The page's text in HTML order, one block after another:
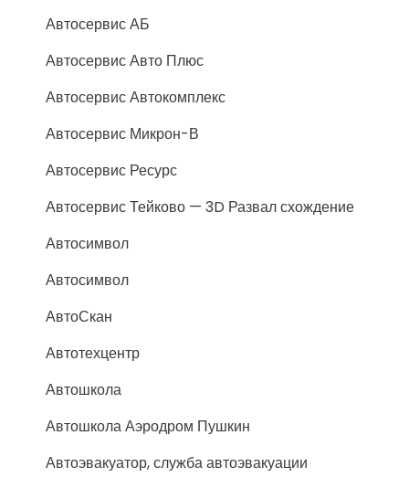
Автосервис АБ
Автосервис Авто Плюс
Автосервис Автокомплекс
Автосервис Микрон-В
Автосервис Ресурс
Автосервис Тейково — 3D Развал схождение
Автосимвол
Автосимвол
АвтоСкан
Автотехцентр
Автошкола
Автошкола Аэродром Пушкин
Автоэвакуатор, служба автоэвакуации